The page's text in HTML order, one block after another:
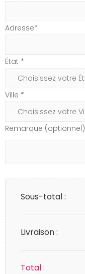
Adresse*
État *
Ville *
Remarque (optionnel)
Sous-total :
Livraison :
Total :